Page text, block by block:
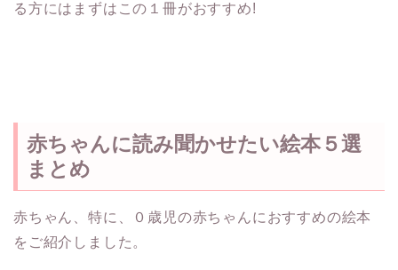
る方にはまずはこの１冊がおすすめ!
赤ちゃんに読み聞かせたい絵本５選
まとめ
赤ちゃん、特に、０歳児の赤ちゃんにおすすめの絵本
をご紹介しました。